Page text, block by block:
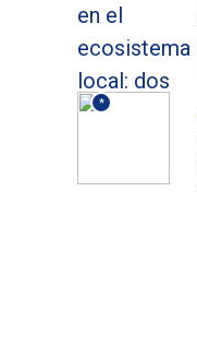
*